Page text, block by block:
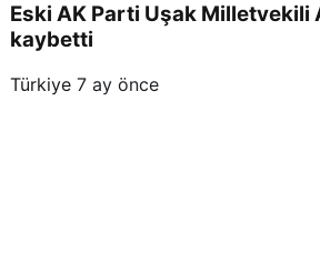
Eski AK Parti Uşak Milletvekili
kaybetti
Türkiye 7 ay önce